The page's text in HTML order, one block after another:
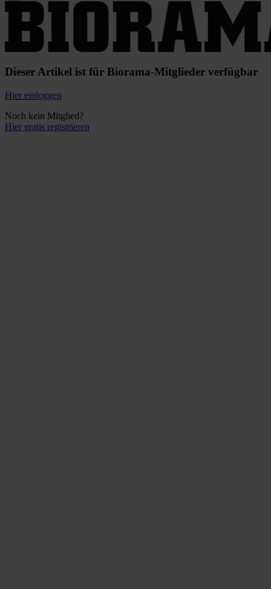
Dieser Artikel ist für Biorama-Mitglieder verfügbar
Hier einloggen
Noch kein Mitglied?
Hier gratis registrieren